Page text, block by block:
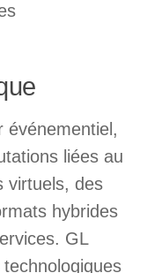
événementiel,
liées au
virtuels, des
hybrides
GL